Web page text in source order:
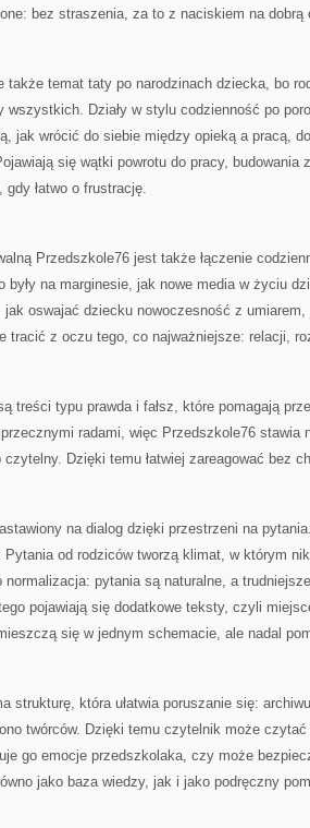
bez straszenia, za to z naciskiem na dobrą
także temat taty po narodzinach dziecka, bo
wszystkich. Działy w stylu codzienność po
jak wrócić do siebie między opieką a pracą,
się wątki powrotu do pracy, budowania
gdy łatwo o frustrację.
Przedszkole76 jest także łączenie
były na marginesie, jak nowe media w życiu
jak oswajać dziecku nowoczesność z
tracić z oczu tego, co najważniejsze: relacji,
treści typu prawda i fałsz, które pomagają
radami, więc Przedszkole76 stawia
Dzięki temu łatwiej zareagować bez
na dialog dzięki przestrzeni na
Pytania od rodziców tworzą klimat, w którym
normalizacja: pytania są naturalne, a
pojawiają się dodatkowe teksty, czyli
się w jednym schemacie, ale nadal
strukturę, która ułatwia poruszanie się:
twórców. Dzięki temu czytelnik może
go emocje przedszkolaka, czy może
jako baza wiedzy, jak i jako podręczny